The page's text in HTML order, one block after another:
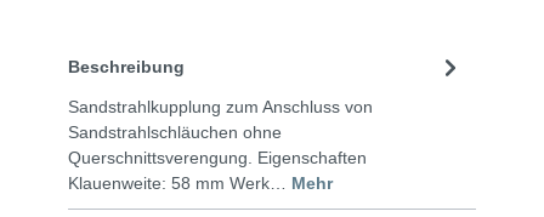
Beschreibung
Sandstrahlkupplung zum Anschluss von
Sandstrahlschläuchen ohne
Querschnittsverengung. Eigenschaften
Klauenweite: 58 mm Werk… Mehr